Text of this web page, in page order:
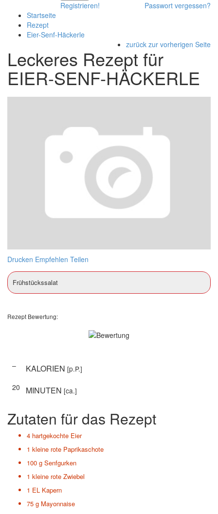
Registrieren!
Passwort vergessen?
Startseite
Rezept
Eier-Senf-Häckerle
zurück zur vorherigen Seite
Leckeres Rezept für
EIER-SENF-HÄCKERLE
Drucken Empfehlen Teilen
Frühstückssalat
Rezept Bewertung:
– KALORIEN [p.P.]
20
MINUTEN [ca.]
Zutaten für das Rezept
4 hartgekochte Eier
1 kleine rote Paprikaschote
100 g Senfgurken
1 kleine rote Zwiebel
1 EL Kapern
75 g Mayonnaise